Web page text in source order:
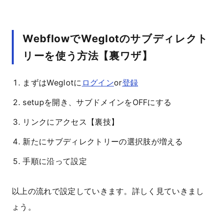
WebflowでWeglotのサブディレクト
リーを使う方法【裏ワザ】
まずはWeglotに ログインor登録
setupを開き、サブドメインをOFFにする
リンクにアクセス【裏技】
新たにサブディレクトリーの選択肢が増える
手順に沿って設定
以上の流れで設定していきます。詳しく見ていきまし
ょう。